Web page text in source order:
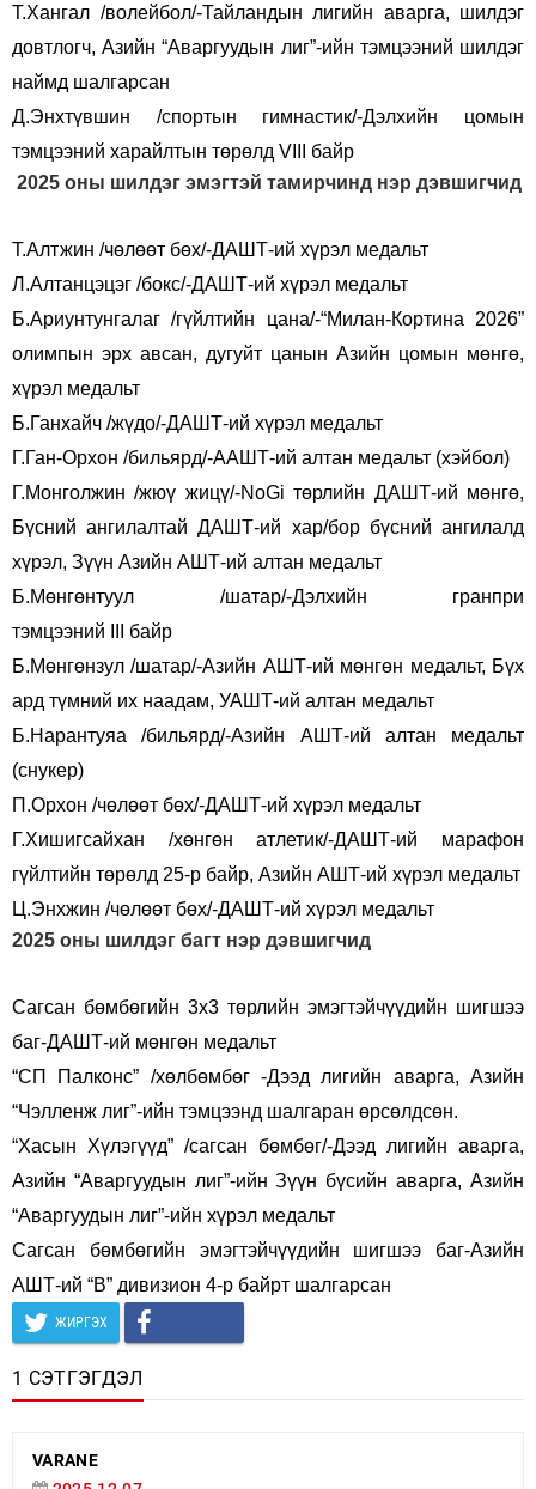
Т.Хангал /волейбол/-Тайландын лигийн аварга, шилдэг
довтлогч, Азийн “Аваргуудын лиг”-ийн тэмцээний шилдэг
наймд шалгарсан
Д.Энхтүвшин /спортын гимнастик/-Дэлхийн цомын
тэмцээний харайлтын төрөлд VIII байр
2025 оны шилдэг эмэгтэй тамирчинд нэр дэвшигчид
Т.Алтжин /чөлөөт бөх/-ДАШТ-ий хүрэл медальт
Л.Алтанцэцэг /бокс/-ДАШТ-ий хүрэл медальт
Б.Ариунтунгалаг /гүйлтийн цана/-“Милан-Кортина 2026”
олимпын эрх авсан, дугуйт цанын Азийн цомын мөнгө,
хүрэл медальт
Б.Ганхайч /жүдо/-ДАШТ-ий хүрэл медальт
Г.Ган-Орхон /бильярд/-ААШТ-ий алтан медальт (хэйбол)
Г.Монголжин /жюү жицү/-NoGi төрлийн ДАШТ-ий мөнгө,
Бүсний ангилалтай ДАШТ-ий хар/бор бүсний ангилалд
хүрэл, Зүүн Азийн АШТ-ий алтан медальт
Б.Мөнгөнтуул /шатар/-Дэлхийн гранпри
тэмцээний III байр
Б.Мөнгөнзул /шатар/-Азийн АШТ-ий мөнгөн медальт, Бүх
ард түмний их наадам, УАШТ-ий алтан медальт
Б.Нарантуяа /бильярд/-Азийн АШТ-ий алтан медальт
(снукер)
П.Орхон /чөлөөт бөх/-ДАШТ-ий хүрэл медальт
Г.Хишигсайхан /хөнгөн атлетик/-ДАШТ-ий марафон
гүйлтийн төрөлд 25-р байр, Азийн АШТ-ий хүрэл медальт
Ц.Энхжин /чөлөөт бөх/-ДАШТ-ий хүрэл медальт
2025 оны шилдэг багт нэр дэвшигчид
Сагсан бөмбөгийн 3х3 төрлийн эмэгтэйчүүдийн шигшээ
баг-ДАШТ-ий мөнгөн медальт
“СП Палконс” /хөлбөмбөг -Дээд лигийн аварга, Азийн
“Чэлленж лиг”-ийн тэмцээнд шалгаран өрсөлдсөн.
“Хасын Хүлэгүүд” /сагсан бөмбөг/-Дээд лигийн аварга,
Азийн “Аваргуудын лиг”-ийн Зүүн бүсийн аварга, Азийн
“Аваргуудын лиг”-ийн хүрэл медальт
Сагсан бөмбөгийн эмэгтэйчүүдийн шигшээ баг-Азийн
АШТ-ий “В” дивизион 4-р байрт шалгарсан
ЖИРГЭХ
1 СЭТГЭГДЭЛ
VARANE